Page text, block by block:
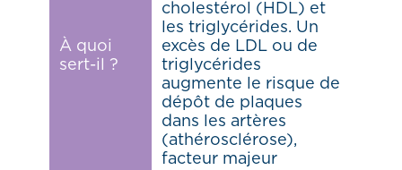
À quoi
sert-il ?
cholestérol (HDL) et
les triglycérides. Un
excès de LDL ou de
triglycérides
augmente le risque de
dépôt de plaques
dans les artères
(athérosclérose),
facteur majeur